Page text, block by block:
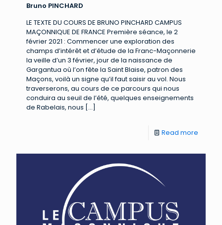
Bruno PINCHARD
LE TEXTE DU COURS DE BRUNO PINCHARD CAMPUS
MAÇONNIQUE DE FRANCE Première séance, le 2
février 2021 : Commencer une exploration des
champs d’intérêt et d’étude de la Franc-Maçonnerie
la veille d’un 3 février, jour de la naissance de
Gargantua où l’on fête la Saint Blaise, patron des
Maçons, voilà un signe qu’il faut saisir au vol. Nous
traverserons, au cours de ce parcours qui nous
conduira au seuil de l’été, quelques enseignements
de Rabelais, nous […]
Read more